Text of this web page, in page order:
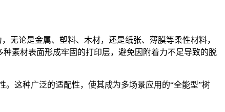
无论是金属、塑料、木材，还是纸张、薄膜等柔性材料，
种素材表面形成牢固的打印层，避免因附着力不足导致的脱
。这种广泛的适配性，使其成为多场景应用的“全能型”树